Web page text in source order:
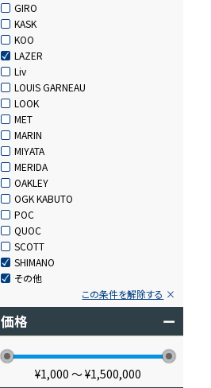
GIRO
KASK
KOO
LAZER
Liv
LOUIS GARNEAU
LOOK
MET
MARIN
MIYATA
MERIDA
OAKLEY
OGK KABUTO
POC
QUOC
SCOTT
SHIMANO
その他
この条件を解除する
価格 ー
¥1,000 〜¥1,500,000